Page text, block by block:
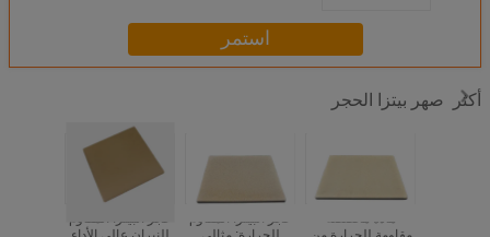
استمر
أكثر صهر بيتزا الحجر
حجر البيتزا المقاوم
حجر البيتزا المقاوم
مادة مخصصة